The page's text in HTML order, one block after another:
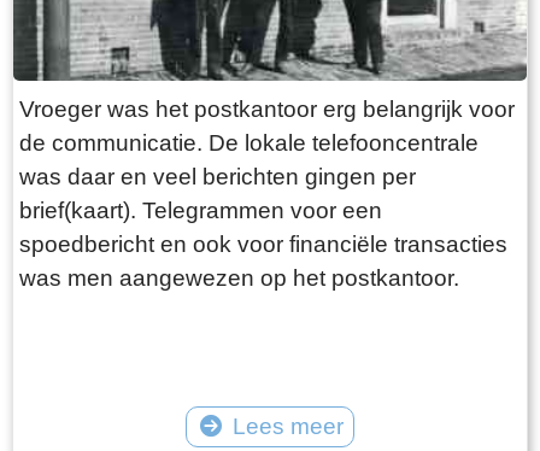
Vroeger was het postkantoor erg belangrijk voor
de communicatie. De lokale telefooncentrale
was daar en veel berichten gingen per
brief(kaart). Telegrammen voor een
spoedbericht en ook voor financiële transacties
was men aangewezen op het postkantoor.
Lees meer